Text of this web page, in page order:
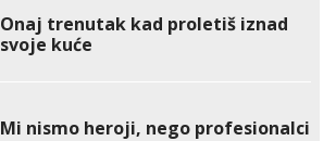
Onaj trenutak kad proletiš iznad
svoje kuće
Mi nismo heroji, nego profesionalci